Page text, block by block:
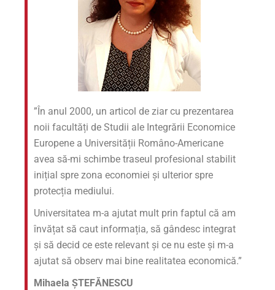
”În anul 2000, un articol de ziar cu prezentarea
noii facultăți de Studii ale Integrării Economice
Europene a Universității Româno-Americane
avea să-mi schimbe traseul profesional stabilit
inițial spre zona economiei și ulterior spre
protecția mediului.
Universitatea m-a ajutat mult prin faptul că am
învățat să caut informația, să gândesc integrat
și să decid ce este relevant și ce nu este și m-a
ajutat să observ mai bine realitatea economică.”
Mihaela ȘTEFĂNESCU